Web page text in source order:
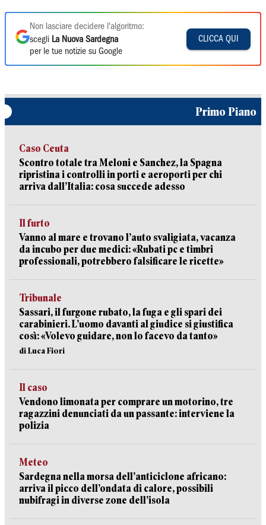
Non lasciare decidere l'algoritmo:
scegli La Nuova Sardegna
per le tue notizie su Google
CLICCA QUI
Primo Piano
Caso Ceuta
Scontro totale tra Meloni e Sanchez, la Spagna
ripristina i controlli in porti e aeroporti per chi
arriva dall’Italia: cosa succede adesso
Il furto
Vanno al mare e trovano l’auto svaligiata, vacanza
da incubo per due medici: «Rubati pc e timbri
professionali, potrebbero falsificare le ricette»
Tribunale
Sassari, il furgone rubato, la fuga e gli spari dei
carabinieri. L’uomo davanti al giudice si giustifica
così: «Volevo guidare, non lo facevo da tanto»
di Luca Fiori
Il caso
Vendono limonata per comprare un motorino, tre
ragazzini denunciati da un passante: interviene la
polizia
Meteo
Sardegna nella morsa dell’anticiclone africano:
arriva il picco dell’ondata di calore, possibili
nubifragi in diverse zone dell’isola